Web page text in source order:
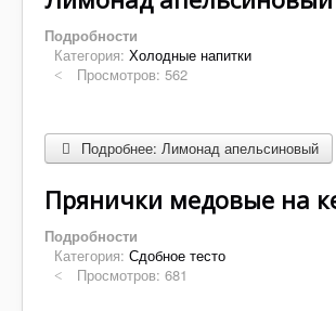
Подробности
Категория: Холодные напитки
Просмотров: 562
Подробнее: Лимонад апельсиновый
Прянички медовые на
Подробности
Категория: Сдобное тесто
Просмотров: 681